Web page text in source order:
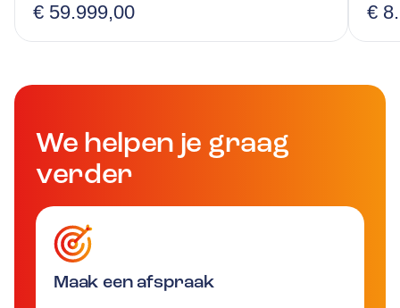
€ 59.999,00 €
We helpen je graag
verder
Maak een afspraak